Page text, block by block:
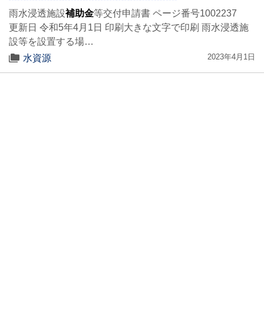
雨水浸透施設補助金等交付申請書 ページ番号1002237
更新日 令和5年4月1日 印刷大きな文字で印刷 雨水浸透施
設等を設置する場…
水資源
2023年4月1日